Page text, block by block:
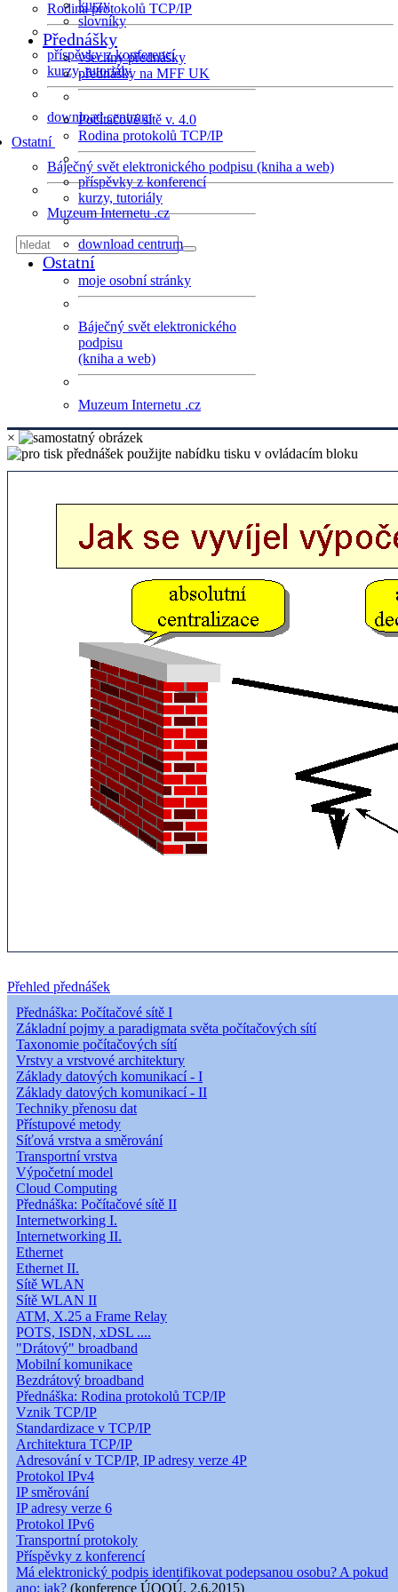
Rodina protokolů TCP/IP
příspěvky z konferencí
kurzy, tutoriály
download centrum
Ostatní
Báječný svět elektronického podpisu (kniha a web)
Muzeum Internetu .cz
kurzy
slovníky
Přednášky
všechny přednášky
přednášky na MFF UK
Počítačové sítě v. 4.0
Rodina protokolů TCP/IP
příspěvky z konferencí
kurzy, tutoriály
download centrum
Ostatní
moje osobní stránky
Báječný svět elektronického
podpisu
(kniha a web)
Muzeum Internetu .cz
×
Přehled přednášek
Přednáška: Počítačové sítě I
Základní pojmy a paradigmata světa počítačových sítí
Taxonomie počítačových sítí
Vrstvy a vrstvové architektury
Základy datových komunikací - I
Základy datových komunikací - II
Techniky přenosu dat
Přístupové metody
Síťová vrstva a směrování
Transportní vrstva
Výpočetní model
Cloud Computing
Přednáška: Počítačové sítě II
Internetworking I.
Internetworking II.
Ethernet
Ethernet II.
Sítě WLAN
Sítě WLAN II
ATM, X.25 a Frame Relay
POTS, ISDN, xDSL ....
"Drátový" broadband
Mobilní komunikace
Bezdrátový broadband
Přednáška: Rodina protokolů TCP/IP
Vznik TCP/IP
Standardizace v TCP/IP
Architektura TCP/IP
Adresování v TCP/IP, IP adresy verze 4P
Protokol IPv4
IP směrování
IP adresy verze 6
Protokol IPv6
Transportní protokoly
Příspěvky z konferencí
Má elektronický podpis identifikovat podepsanou osobu? A pokud
ano: jak? (konference ÚOOÚ, 2.6.2015)